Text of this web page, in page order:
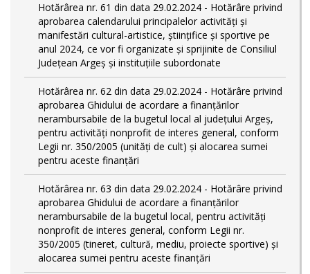
Hotărârea nr. 61 din data 29.02.2024 - Hotărâre privind
aprobarea calendarului principalelor activităţi şi
manifestări cultural-artistice, ştiinţifice şi sportive pe
anul 2024, ce vor fi organizate şi sprijinite de Consiliul
Judeţean Argeş şi instituţiile subordonate
Hotărârea nr. 62 din data 29.02.2024 - Hotărâre privind
aprobarea Ghidului de acordare a finanţărilor
nerambursabile de la bugetul local al județului Argeș,
pentru activităţi nonprofit de interes general, conform
Legii nr. 350/2005 (unități de cult) și alocarea sumei
pentru aceste finanțări
Hotărârea nr. 63 din data 29.02.2024 - Hotărâre privind
aprobarea Ghidului de acordare a finanţărilor
nerambursabile de la bugetul local, pentru activităţi
nonprofit de interes general, conform Legii nr.
350/2005 (tineret, cultură, mediu, proiecte sportive) și
alocarea sumei pentru aceste finanțări